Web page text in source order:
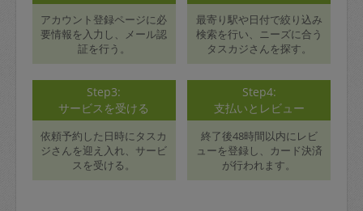
アカウント登録ページに必
要情報を入力し、メール認
証を行う。
最寄り駅や日付で絞り込み
検索を行い、ニーズに合う
タスカジさんを探す。
Step3:
サービスを受ける
依頼予約した日時にタスカ
ジさんを迎え入れ、サービ
スを受ける。
Step4:
支払いとレビュー
終了後48時間以内にレビ
ューを登録し、カード決済
が行われます。